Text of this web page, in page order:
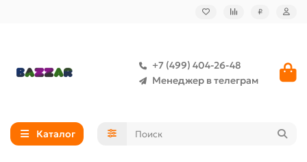
₽
+7 (499) 404-26-48
Менеджер в телеграм
Каталог